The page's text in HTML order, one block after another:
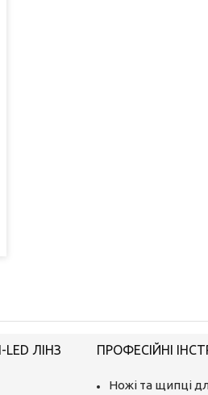
ЛІНЗ ПРОФЕСІЙНІ
Ножі та щипці